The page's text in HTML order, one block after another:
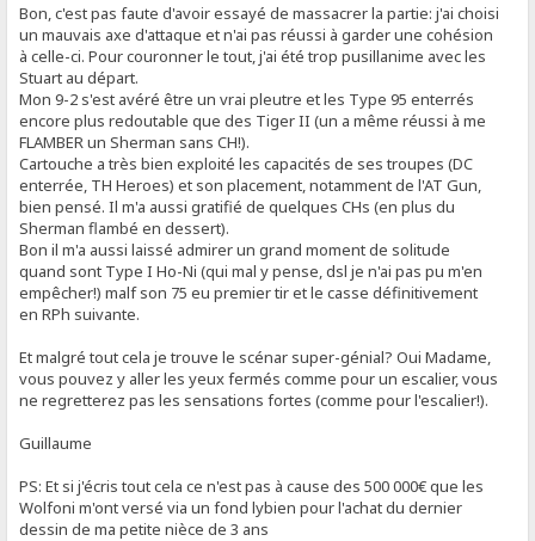
Bon, c'est pas faute d'avoir essayé de massacrer la partie: j'ai choisi
un mauvais axe d'attaque et n'ai pas réussi à garder une cohésion
à celle-ci. Pour couronner le tout, j'ai été trop pusillanime avec les
Stuart au départ.
Mon 9-2 s'est avéré être un vrai pleutre et les Type 95 enterrés
encore plus redoutable que des Tiger II (un a même réussi à me
FLAMBER un Sherman sans CH!).
Cartouche a très bien exploité les capacités de ses troupes (DC
enterrée, TH Heroes) et son placement, notamment de l'AT Gun,
bien pensé. Il m'a aussi gratifié de quelques CHs (en plus du
Sherman flambé en dessert).
Bon il m'a aussi laissé admirer un grand moment de solitude
quand sont Type I Ho-Ni (qui mal y pense, dsl je n'ai pas pu m'en
empêcher!) malf son 75 eu premier tir et le casse définitivement
en RPh suivante.
Et malgré tout cela je trouve le scénar super-génial? Oui Madame,
vous pouvez y aller les yeux fermés comme pour un escalier, vous
ne regretterez pas les sensations fortes (comme pour l'escalier!).
Guillaume
PS: Et si j'écris tout cela ce n'est pas à cause des 500 000€ que les
Wolfoni m'ont versé via un fond lybien pour l'achat du dernier
dessin de ma petite nièce de 3 ans